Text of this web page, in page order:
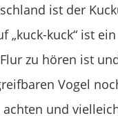
ist der
„kuck-kuck“ ist
zu hören ist
Vogel
und